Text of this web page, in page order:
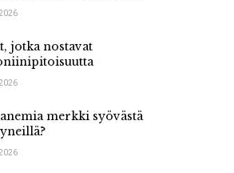
jotka nostavat
merkki syövästä